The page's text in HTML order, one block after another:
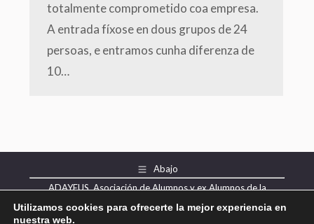
totalmente comprometido coa empresa.
A entrada fíxose en dous grupos de 24
persoas, e entramos cunha diferenza de
10…
Abajo
ADAYEUS, Asociación de Alumnos y ex Alumnos de la
Universidad Senior de A Coruña
Utilizamos cookies para ofrecerte la mejor experiencia en
nuestra web.